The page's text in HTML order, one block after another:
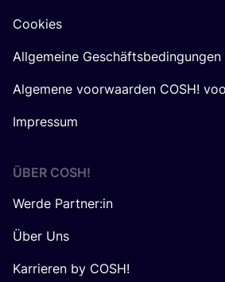
Cookies
Allgemeine Geschäftsbedingungen
Algemene voorwaarden COSH!
Impressum
ÜBER COSH!
Werde Partner:in
Über Uns
Karrieren by COSH!